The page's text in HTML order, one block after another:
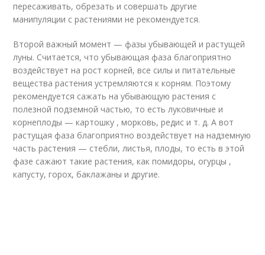
пересаживать, обрезать и совершать другие
манипуляции с растениями не рекомендуется.
Второй важный момент — фазы убывающей и растущей
луны. Считается, что убывающая фаза благоприятно
воздействует на рост корней, все силы и питательные
вещества растения устремляются к корням. Поэтому
рекомендуется сажать на убывающую растения с
полезной подземной частью, то есть луковичные и
корнеплоды — картошку , морковь, редис и т. д. А вот
растущая фаза благоприятно воздействует на надземную
часть растения — стебли, листья, плоды, то есть в этой
фазе сажают такие растения, как помидоры, огурцы ,
капусту, горох, баклажаны и другие.